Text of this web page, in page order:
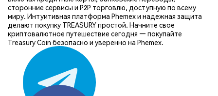
сторонние сервисы и P2P торговлю, доступную по всему
миру. Интуитивная платформа Phemex и надежная защита
делают покупку TREASURY простой. Начните свое
криптовалютное путешествие сегодня — покупайте
Treasury Coin безопасно и уверенно на Phemex.